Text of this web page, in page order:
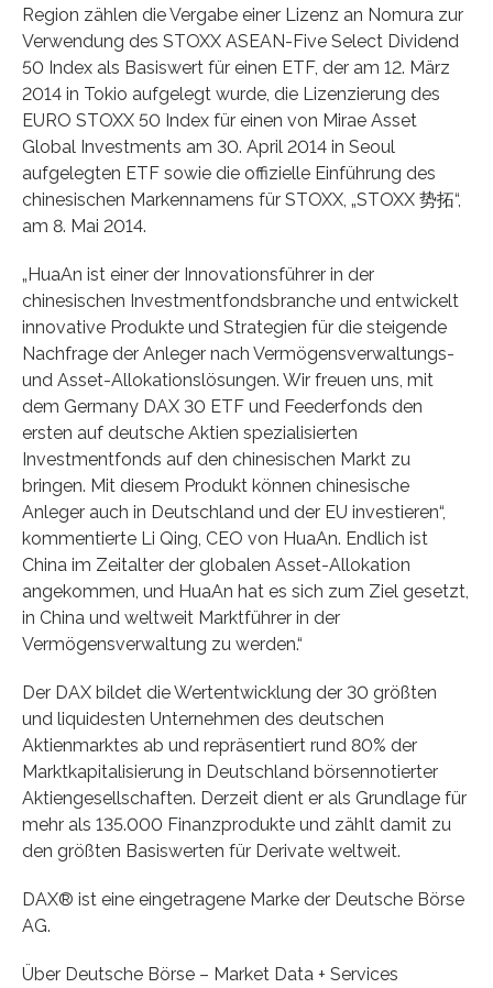
Region zählen die Vergabe einer Lizenz an Nomura zur
Verwendung des STOXX ASEAN-Five Select Dividend
50 Index als Basiswert für einen ETF, der am 12. März
2014 in Tokio aufgelegt wurde, die Lizenzierung des
EURO STOXX 50 Index für einen von Mirae Asset
Global Investments am 30. April 2014 in Seoul
aufgelegten ETF sowie die offizielle Einführung des
chinesischen Markennamens für STOXX, „STOXX 势拓“,
am 8. Mai 2014.
„HuaAn ist einer der Innovationsführer in der
chinesischen Investmentfondsbranche und entwickelt
innovative Produkte und Strategien für die steigende
Nachfrage der Anleger nach Vermögensverwaltungs-
und Asset-Allokationslösungen. Wir freuen uns, mit
dem Germany DAX 30 ETF und Feederfonds den
ersten auf deutsche Aktien spezialisierten
Investmentfonds auf den chinesischen Markt zu
bringen. Mit diesem Produkt können chinesische
Anleger auch in Deutschland und der EU investieren“,
kommentierte Li Qing, CEO von HuaAn. Endlich ist
China im Zeitalter der globalen Asset-Allokation
angekommen, und HuaAn hat es sich zum Ziel gesetzt,
in China und weltweit Marktführer in der
Vermögensverwaltung zu werden.“
Der DAX bildet die Wertentwicklung der 30 größten
und liquidesten Unternehmen des deutschen
Aktienmarktes ab und repräsentiert rund 80% der
Marktkapitalisierung in Deutschland börsennotierter
Aktiengesellschaften. Derzeit dient er als Grundlage für
mehr als 135.000 Finanzprodukte und zählt damit zu
den größten Basiswerten für Derivate weltweit.
DAX® ist eine eingetragene Marke der Deutsche Börse
AG.
Über Deutsche Börse – Market Data + Services